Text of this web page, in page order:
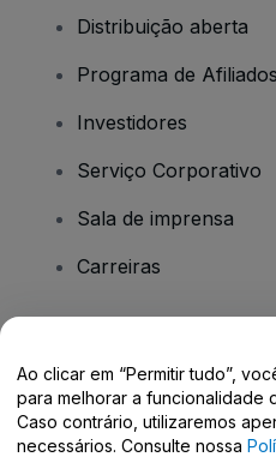
Distribuição aberta
Programa de Afiliados
Investidores
Serviço Corporativo
Sala de imprensa
Carreiras
Centro de Ajuda /
Ao clicar em “Permitir tudo”,
para melhorar a funcionalidade
Caso contrário, utilizaremos
necessários. Consulte nossa